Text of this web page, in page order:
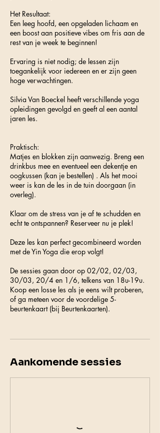
Het Resultaat:
Een leeg hoofd, een opgeladen lichaam en
een boost aan positieve vibes om fris aan de
rest van je week te beginnen!
Ervaring is niet nodig; de lessen zijn
toegankelijk voor iedereen en er zijn geen
hoge verwachtingen.
Silvia Van Boeckel heeft verschillende yoga
opleidingen gevolgd en geeft al een aantal
jaren les.
Praktisch:
Matjes en blokken zijn aanwezig. Breng een
drinkbus mee en eventueel een dekentje en
oogkussen (kan je bestellen) . Als het mooi
weer is kan de les in de tuin doorgaan (in
overleg).
Klaar om de stress van je af te schudden en
echt te ontspannen? Reserveer nu je plek!
Deze les kan perfect gecombineerd worden
met de Yin Yoga die erop volgt!
De sessies gaan door op 02/02, 02/03,
30/03, 20/4 en 1/6, telkens van 18u-19u.
Koop een losse les als je eens wilt proberen,
of ga meteen voor de voordelige 5-
beurtenkaart (bij Beurtenkaarten).
Aankomende sessies